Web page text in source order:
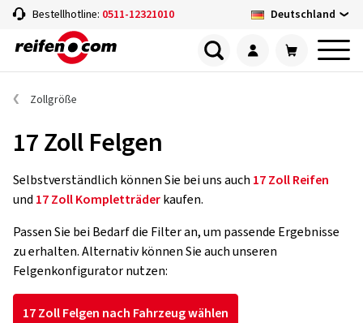
Bestellhotline: 0511-12321010 Deutschland
Zollgröße
17 Zoll Felgen
Selbstverständlich können Sie bei uns auch 17 Zoll Reifen
und 17 Zoll Kompletträderkaufen.
Passen Sie bei Bedarf die Filter an, um passende Ergebnisse
zu erhalten. Alternativ können Sie auch unseren
Felgenkonfigurator nutzen:
17 Zoll Felgen nach Fahrzeug wählen